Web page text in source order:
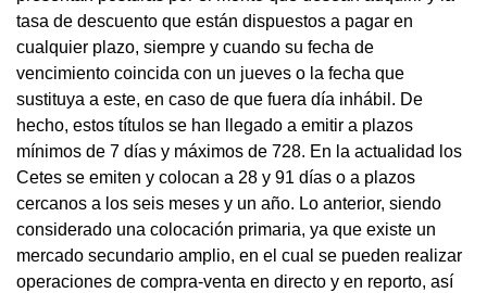
tasa de descuento que están dispuestos a pagar en
cualquier plazo, siempre y cuando su fecha de
vencimiento coincida con un jueves o la fecha que
sustituya a este, en caso de que fuera día inhábil. De
hecho, estos títulos se han llegado a emitir a plazos
mínimos de 7 días y máximos de 728. En la actualidad los
Cetes se emiten y colocan a 28 y 91 días o a plazos
cercanos a los seis meses y un año. Lo anterior, siendo
considerado una colocación primaria, ya que existe un
mercado secundario amplio, en el cual se pueden realizar
operaciones de compra-venta en directo y en reporto, así